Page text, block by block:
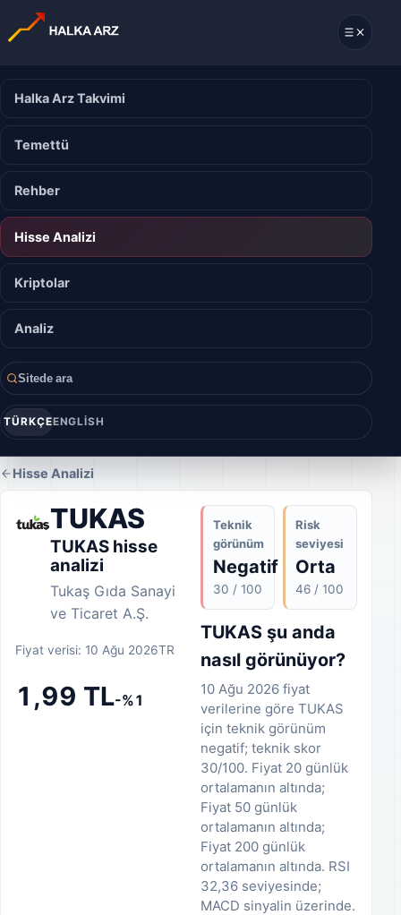
Halka Arz Takvimi
Temettü
Rehber
Hisse Analizi
Kriptolar
Analiz
Sitede ara
TÜRKÇEENGLISH
Hisse Analizi
TUKAS
TUKAS hisse
analizi
Tukaş Gıda Sanayi
ve Ticaret A.Ş.
Fiyat verisi: 10 Ağu 2026TR
1,99 TL-%1
Teknik
görünüm
Negatif
30 / 100
Risk
seviyesi
Orta
46 / 100
TUKAS şu anda
nasıl görünüyor?
10 Ağu 2026 fiyat
verilerine göre TUKAS
için teknik görünüm
negatif; teknik skor
30/100. Fiyat 20 günlük
ortalamanın altında;
Fiyat 50 günlük
ortalamanın altında;
Fiyat 200 günlük
ortalamanın altında. RSI
32,36 seviyesinde;
MACD sinyalin üzerinde.